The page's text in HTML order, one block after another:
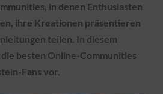
in denen Enthusiasten
ihre Kreationen präsentieren
teilen. In diesem
besten Online-Communities
Fans vor.